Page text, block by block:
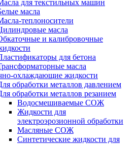
для текстильных машин
масла
теплоносители
масла
и калибровочные
для бетона
масла
охлаждающие жидкости
обработки металлов давлением
обработки металлов резанием
Водосмешиваемые СОЖ
Жидкости для
электроэрозионной обработки
Масляные СОЖ
Синтетические жидкости для